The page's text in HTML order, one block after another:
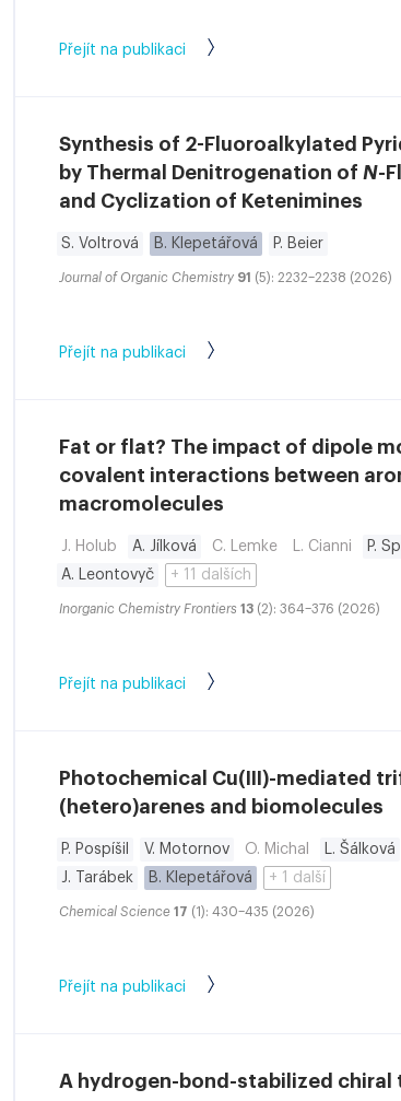
Přejít na publikaci
Synthesis of 2-Fluoroalkylated
by Thermal Denitrogenation of N-
and Cyclization of Ketenimines
S. Voltrová B. Klepetářová P. Beier
Journal of Organic Chemistry 91 (5): 2232–2238 (2026)
Přejít na publikaci
Fat or flat? The impact of dipole
covalent interactions between
macromolecules
J. Holub A. Jílková C. Lemke L. Cianni P.
A. Leontovyč
+ 11 dalších
Inorganic Chemistry Frontiers 13 (2): 364–376 (2026)
Přejít na publikaci
Photochemical Cu(III)-mediated
(hetero)arenes and biomolecules
P. Pospíšil V. Motornov O. Michal L. Šálková
J. Tarábek
B. Klepetářová + 1 další
Chemical Science 17 (1): 430–435 (2026)
Přejít na publikaci
A hydrogen-bond-stabilized chiral